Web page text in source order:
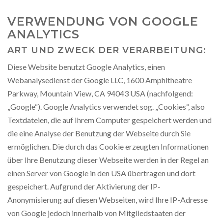
VERWENDUNG VON GOOGLE
ANALYTICS
ART UND ZWECK DER VERARBEITUNG:
Diese Website benutzt Google Analytics, einen
Webanalysedienst der Google LLC, 1600 Amphitheatre
Parkway, Mountain View, CA 94043 USA (nachfolgend:
„Google“). Google Analytics verwendet sog. „Cookies“, also
Textdateien, die auf Ihrem Computer gespeichert werden und
die eine Analyse der Benutzung der Webseite durch Sie
ermöglichen. Die durch das Cookie erzeugten Informationen
über Ihre Benutzung dieser Webseite werden in der Regel an
einen Server von Google in den USA übertragen und dort
gespeichert. Aufgrund der Aktivierung der IP-
Anonymisierung auf diesen Webseiten, wird Ihre IP-Adresse
von Google jedoch innerhalb von Mitgliedstaaten der